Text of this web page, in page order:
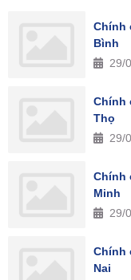
Chính
Bình
29/
Chính
Thọ
29/
Chính
Minh
29/
Chính
Nai